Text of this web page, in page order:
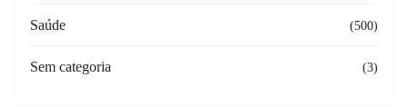
Saúde (500)
Sem categoria (3)